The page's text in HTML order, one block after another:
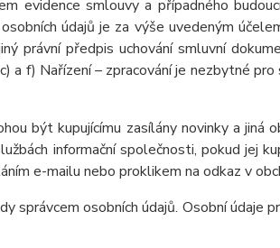
evidence smlouvy a případného
údajů je za výše uvedeným
právní předpis uchování smluvní
a f) Nařízení – zpracování je nezbytné
být kupujícímu zasílány novinky a jiná
informační společnosti, pokud jej
e-mailu nebo proklikem na odkaz v
správcem osobních údajů. Osobní údaje